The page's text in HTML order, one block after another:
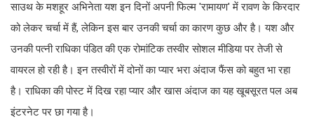
साउथ के मशहूर अभिनेता यश इन दिनों अपनी फिल्म 'रामायण' में रावण के किरदार
को लेकर चर्चा में हैं, लेकिन इस बार उनकी चर्चा का कारण कुछ और है। यश और
उनकी पत्नी राधिका पंडित की एक रोमांटिक तस्वीर सोशल मीडिया पर तेजी से
वायरल हो रही है। इन तस्वीरों में दोनों का प्यार भरा अंदाज फैंस को बहुत भा रहा
है। राधिका की पोस्ट में दिख रहा प्यार और खास अंदाज का यह खूबसूरत पल अब
इंटरनेट पर छा गया है।